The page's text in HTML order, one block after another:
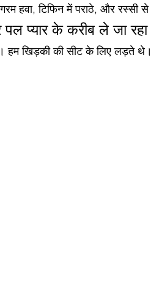
हवा, टिफिन में पराठे, और रस्सी
प्यार के करीब ले जा रहा
हम खिड़की की सीट के लिए लड़ते